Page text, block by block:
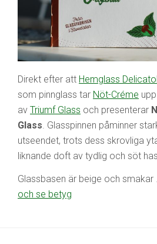
Direkt efter att Hemglass
som pinnglass tar Nöt-Créme
av Triumf Glass och presenterar
Glass . Glasspinnen påminner
utseendet, trots dess skrovliga
liknande doft av tydlig och söt
Glassbasen är beige och smakar
och se betyg